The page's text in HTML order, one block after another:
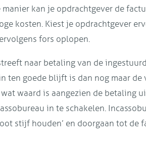
manier kan je opdrachtgever de
kosten. Kiest je opdrachtgever
fors oplopen.
naar betaling van de
ten goede blijft is dan nog maar de
waard is aangezien de betaling
in te schakelen.
stijf houden’ en doorgaan tot de